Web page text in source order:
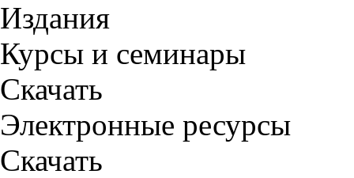
Издания
Курсы и семинары
Скачать
Электронные ресурсы
Скачать